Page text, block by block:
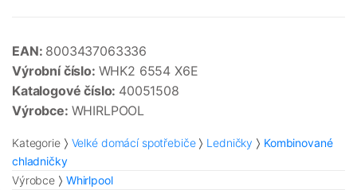
EAN: 8003437063336
Výrobní číslo: WHK2 6554 X6E
Katalogové číslo: 40051508
Výrobce: WHIRLPOOL
Kategorie Velké domácí spotřebiče Ledničky
Kombinované
chladničky
Výrobce
Whirlpool